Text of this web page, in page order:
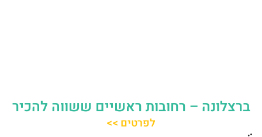
ברצלונה – רחובות ראשיים ששווה להכיר
לפרטים >>